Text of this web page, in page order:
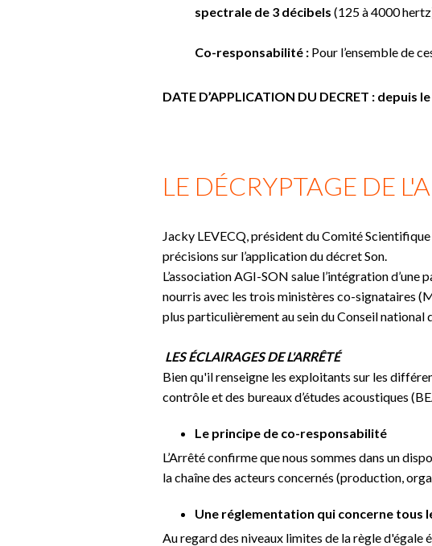
spectrale de 3 décibels (125 à 4000
Co-responsabilité : Pour l’ensemble de
DATE D’APPLICATION DU DECRET : depuis
LE DÉCRYPTAGE DE
Jacky LEVECQ, président du Comité
précisions sur l’application du décret Son.
L’association AGI-SON salue l’intégration
nourris avec les trois ministères co-signataires
plus particulièrement au sein du Conseil national
LES ÉCLAIRAGES DE L'ARRÊTÉ
Bien qu'il renseigne les exploitants sur les
contrôle et des bureaux d’études acoustiques
Le principe de co-responsabilité
L’Arrêté confirme que nous sommes dans un
la chaîne des acteurs concernés (production,
Une réglementation qui concerne tous
Au regard des niveaux limites de la règle d'égale